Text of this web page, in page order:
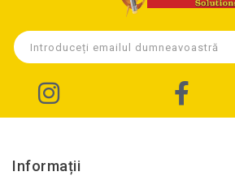
Informații